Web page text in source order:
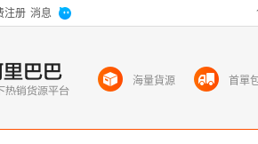
海量貨源 首單